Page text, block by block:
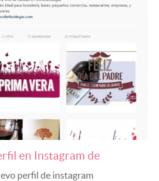
en Instagram de
perfil de instagram